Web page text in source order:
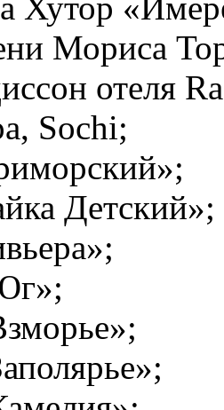
Хутор
Мориса
отеля
Sochi;
Детский»;